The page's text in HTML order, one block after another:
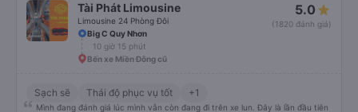
Tài Phát Limousine
Limousine 24 Phòng Đôi
5.0
(1820 đánh giá)
Big C Quy Nhơn
10 giờ 15 phút
Bến xe Miền Đông cũ
Sạch sẽ Thái độ phục vụ tốt +1
Mình đang đánh giá lúc mình vẫn còn đang đi trên xe lun. Đây là lần đầu tiên